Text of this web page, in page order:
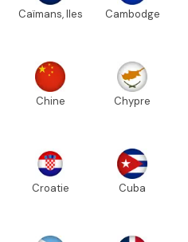
Caïmans, Iles Cambodge
Chine Chypre
Croatie Cuba